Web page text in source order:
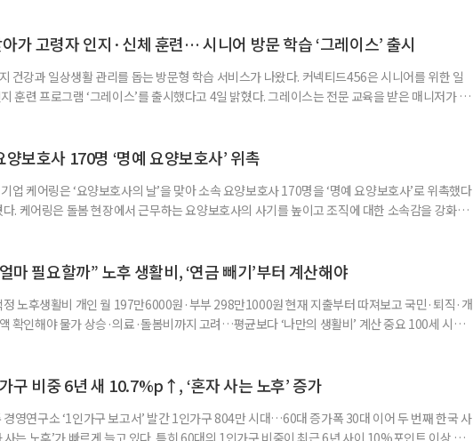
로 기조강연을 한다. 이어 공동저자들이 돌봄과 금융, 헬스케어, 여가, 식품, 디지털 기술 등
가 고령자 인지·신체 훈련… 시니어 방문 학습 ‘그레이스’ 출시
건강과 일상생활 관리를 돕는 방문형 학습 서비스가 나왔다. 커넥티드456은 시니어를 위한 일
훈련 프로그램 ‘그레이스’를 출시했다고 4일 밝혔다. 그레이스는 전문 교육을 받은 매니저가 주
개발 워크북이 활용된다. 문제는 기억력과 주의집중력, 언어능력, 시공간 능력, 계산 능
양보호사 170명 ‘명예 요양보호사’ 위촉
업 케어링은 ‘요양보호사의 날’을 맞아 소속 요양보호사 170명을 ‘명예 요양보호사’로 위촉했다
. 케어링은 돌봄 현장에서 근무하는 요양보호사의 사기를 높이고 조직에 대한 소속감을 강화하
요양보호사들에게 위촉장과 감사 편지를 전달했다. 우수 요양보호사들이 현장에서 쌓은 돌봄
마 필요할까” 노후 생활비, ‘연금 빼기’부터 계산해야
노후생활비 개인 월 197만6000원·부부 298만1000원 현재 지출부터 따져보고 국민·퇴직·개
확인해야 물가 상승·의료·돌봄비까지 고려…평균보다 ‘나만의 생활비’ 계산 중요 100세 시대
이라는 조언이 나온다. 조고은 하나금융연구소 하나더넥스트연구센터 수석연구원은 은퇴
구 비중 6년 새 10.7%p↑, ‘혼자 사는 노후’ 증가
영연구소 ‘1인가구 보고서’ 발간 1인가구 804만 시대…60대 증가폭 30대 이어 두 번째 한국 사
사는 노후’가 빠르게 늘고 있다. 특히 60대의 1인가구 비중이 최근 6년 사이 10%포인트 이상 상